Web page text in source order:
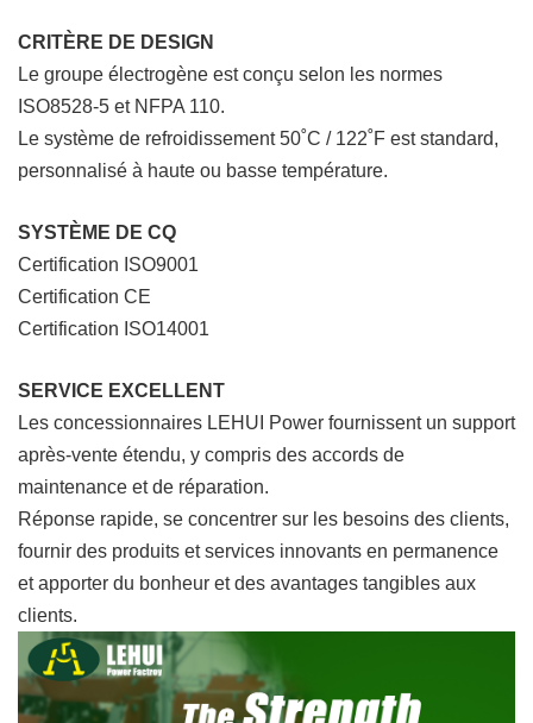
CRITÈRE DE DESIGN
Le groupe électrogène est conçu selon les normes
ISO8528-5 et NFPA 110.
Le système de refroidissement 50˚C / 122˚F est standard,
personnalisé à haute ou basse température.
SYSTÈME DE CQ
Certification ISO9001
Certification CE
Certification ISO14001
SERVICE EXCELLENT
Les concessionnaires LEHUI Power fournissent un support
après-vente étendu, y compris des accords de
maintenance et de réparation.
Réponse rapide, se concentrer sur les besoins des clients,
fournir des produits et services innovants en permanence
et apporter du bonheur et des avantages tangibles aux
clients.